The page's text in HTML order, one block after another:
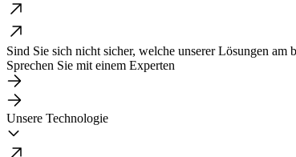
Sind Sie sich nicht sicher, welche unserer Lösungen am
Sprechen Sie mit einem Experten
Unsere Technologie